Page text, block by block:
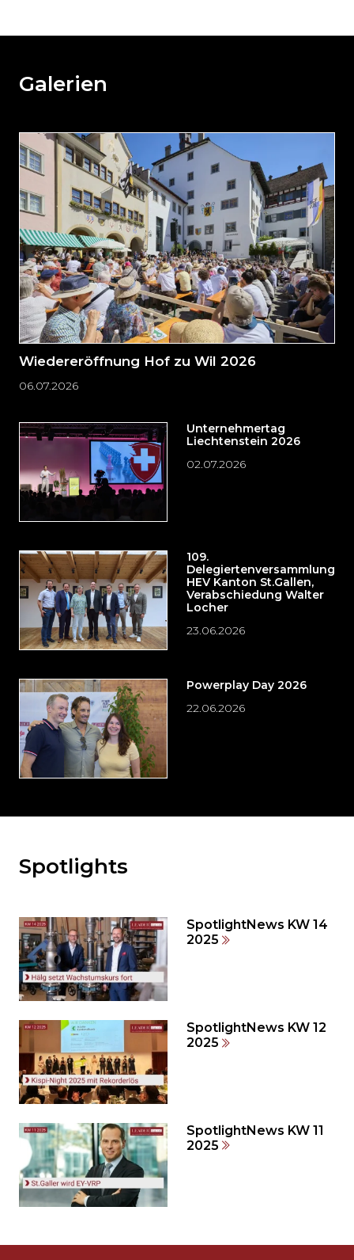
weiteren
Inhalt
und
direkt
zum
Seitenende
springen?
Galerien
Wiedereröffnung Hof zu Wil 2026
06.07.2026
Unternehmertag
Liechtenstein 2026
02.07.2026
109.
Delegiertenversammlung
HEV Kanton St.Gallen,
Verabschiedung Walter
Locher
23.06.2026
Powerplay Day 2026
22.06.2026
Möchten
den
weiteren
Inhalt
auslassen
und
zum
Seitenende
springen?
Spotlights
SpotlightNews KW 14
2025
SpotlightNews KW 12
2025
SpotlightNews KW 11
2025